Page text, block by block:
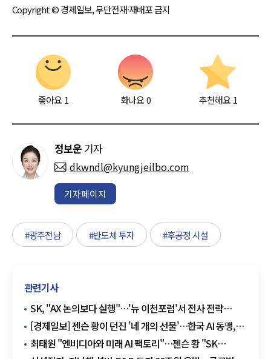
Copyright © 경제일보, 무단전재·재배포 금지
좋아요 1 화나요0 추천해요 1
정보운 기자
dkwndl@kyungjeilbo.com
기자페이지
#광주전남 #반도체 투자 #후공정 시설
관련기사
SK, "AX 논의보다 실행"…'뉴 이천포럼'서 전사 전략
모은다
[경제일보] 젠슨 황이 던진 '네 개의 선물'…한국 AI 동맹,
HBM 넘어 로봇으로 간다
최태원 "엔비디아와 미래 AI 팩토리"…젠슨 황 "SK